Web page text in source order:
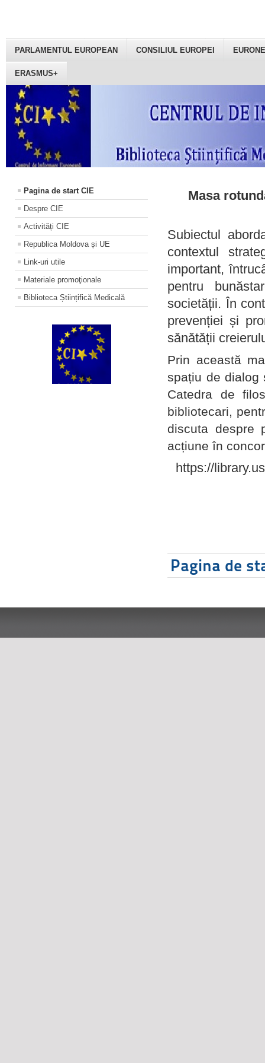
PARLAMENTUL EUROPEAN CONSILIUL EUROPEI
ERASMUS+
Pagina de start CIE
Despre CIE
Activități CIE
Republica Moldova și UE
Link-uri utile
Materiale promoţionale
Biblioteca Științifică Medicală
Masa
Subiectul
contextul
important,
pentru
societății. În
prevenției și
sănătății
Prin această
spațiu de dialog
Catedra de
bibliotecari,
discuta despre
acțiune în
https://
Pagina de